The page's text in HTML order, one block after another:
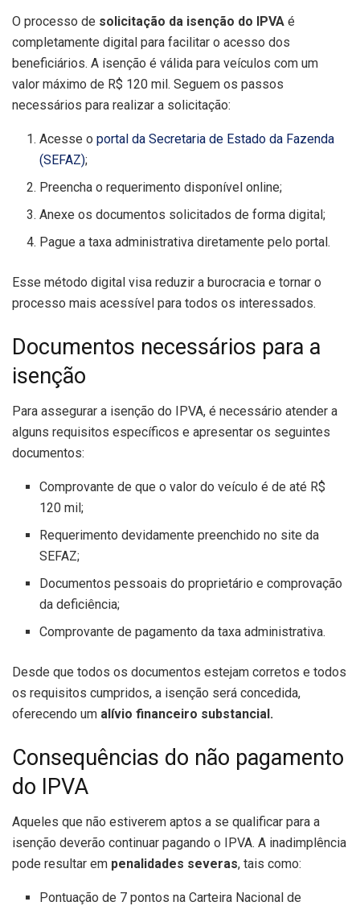
O processo de solicitação da isenção do IPVA é
completamente digital para facilitar o acesso dos
beneficiários. A isenção é válida para veículos com um
valor máximo de R$ 120 mil. Seguem os passos
necessários para realizar a solicitação:
Acesse oportal da Secretaria de Estado da Fazenda
(SEFAZ);
Preencha o requerimento disponível online;
Anexe os documentos solicitados de forma digital;
Pague a taxa administrativa diretamente pelo portal.
Esse método digital visa reduzir a burocracia e tornar o
processo mais acessível para todos os interessados.
Documentos necessários para a
isenção
Para assegurar a isenção do IPVA, é necessário atender a
alguns requisitos específicos e apresentar os seguintes
documentos:
Comprovante de que o valor do veículo é de até R$
120 mil;
Requerimento devidamente preenchido no site da
SEFAZ;
Documentos pessoais do proprietário e comprovação
da deficiência;
Comprovante de pagamento da taxa administrativa.
Desde que todos os documentos estejam corretos e todos
os requisitos cumpridos, a isenção será concedida,
oferecendo um alívio financeiro substancial.
Consequências do não pagamento
do IPVA
Aqueles que não estiverem aptos a se qualificar para a
isenção deverão continuar pagando o IPVA. A inadimplência
pode resultar em penalidades severas, tais como:
Pontuação de 7 pontos na Carteira Nacional de